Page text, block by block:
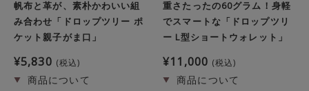
帆布と革が、素朴かわいい組
み合わせ「ドロップツリー ポ
ケット親子がま口」
¥5,830 税込
重さたったの60グラム！身軽
でスマートな「ドロップツリ
ー L型ショートウォレット」
¥11,000 税込